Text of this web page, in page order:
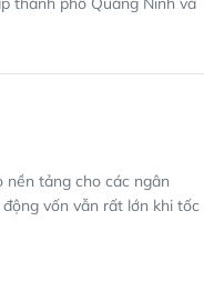
nền tảng cho các ngân
vốn vẫn rất lớn khi tốc